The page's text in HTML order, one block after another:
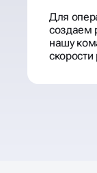
Для
создаем
нашу